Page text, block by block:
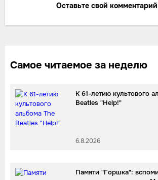
Оставьте свой комментарий
Самое читаемое за неделю
К 61-летию культового
Beatles "Help!"
6.8.2026
Памяти "Горшка":